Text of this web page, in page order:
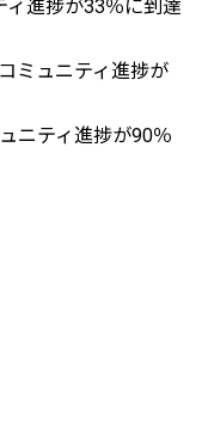
進捗が33％に到達
ミュニティ進捗が
ニティ進捗が90％